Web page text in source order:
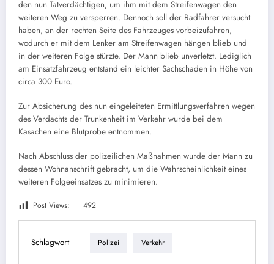
den nun Tatverdächtigen, um ihm mit dem Streifenwagen den
weiteren Weg zu versperren. Dennoch soll der Radfahrer versucht
haben, an der rechten Seite des Fahrzeuges vorbeizufahren,
wodurch er mit dem Lenker am Streifenwagen hängen blieb und
in der weiteren Folge stürzte. Der Mann blieb unverletzt. Lediglich
am Einsatzfahrzeug entstand ein leichter Sachschaden in Höhe von
circa 300 Euro.
Zur Absicherung des nun eingeleiteten Ermittlungsverfahren wegen
des Verdachts der Trunkenheit im Verkehr wurde bei dem
Kasachen eine Blutprobe entnommen.
Nach Abschluss der polizeilichen Maßnahmen wurde der Mann zu
dessen Wohnanschrift gebracht, um die Wahrscheinlichkeit eines
weiteren Folgeeinsatzes zu minimieren.
Post Views: 492
Schlagwort Polizei Verkehr